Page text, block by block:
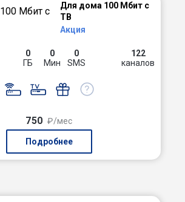
Для дома 100 Мбит с
ТВ
Акция
0
ГБ
0
Мин
0
SMS
122
каналов
750 ₽/мес
Подробнее